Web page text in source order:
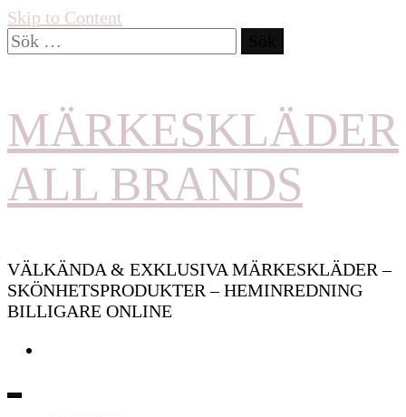
Skip to Content
Sök
efter:
MÄRKESKLÄDER
ALL BRANDS
VÄLKÄNDA & EXKLUSIVA MÄRKESKLÄDER –
SKÖNHETSPRODUKTER – HEMINREDNING
BILLIGARE ONLINE